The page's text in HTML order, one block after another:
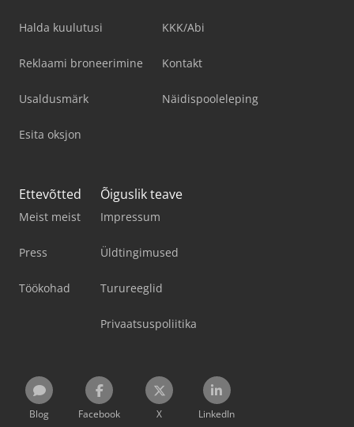
Halda kuulutusi
Reklaami broneerimine
Usaldusmärk
Esita oksjon
KKK/Abi
Kontakt
Näidispooleleping
Ettevõtted
Meist meist
Press
Töökohad
Õiguslik teave
Impressum
Üldtingimused
Turureeglid
Privaatsuspoliitika
Blog Facebook X LinkedIn